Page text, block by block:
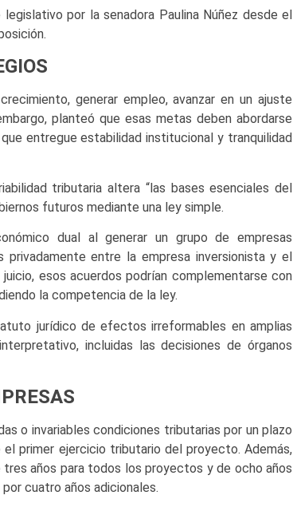
por la senadora Paulina Núñez desde el
generar empleo, avanzar en un ajuste
planteó que esas metas deben abordarse
entregue estabilidad institucional y tranquilidad
tributaria altera “las bases esenciales del
futuros mediante una ley simple.
dual al generar un grupo de empresas
entre la empresa inversionista y el
esos acuerdos podrían complementarse con
la competencia de la ley.
jurídico de efectos irreformables en amplias
incluidas las decisiones de órganos
o invariables condiciones tributarias por un plazo
primer ejercicio tributario del proyecto. Además,
años para todos los proyectos y de ocho años
cuatro años adicionales.